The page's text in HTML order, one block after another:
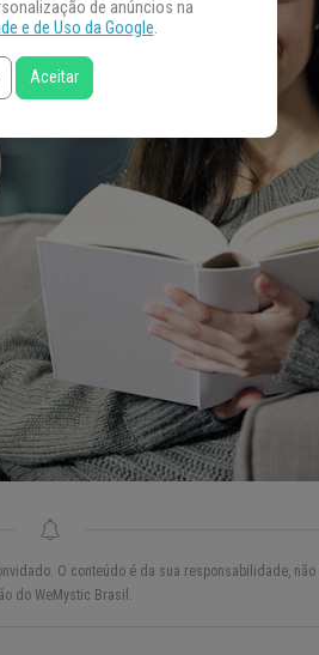
O conteúdo é da sua responsabilidade,
do WeMystic Brasil.
de anúncios na
e de Uso da Google.
Aceitar